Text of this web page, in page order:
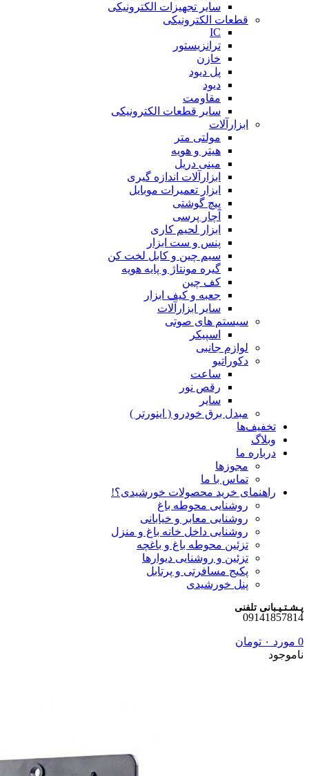
سایر تجهیزات الکترونیکی
قطعات الکترونیکی
IC
ترانزیستور
خازن
پل دیود
دیود
مقاومت
سایر قطعات الکترونیکی
ابزارآلات
مولتی متر
هیتر و هویه
مینی دریل
ابزارآلات اندازه گیری
ابزار تعمیرات موبایل
پیچ گوشتی
آچار پرسی
ابزار لحیم کاری
پنس و ست ابزار
سیم چین و کابل لخت کن
گیره مونتاژ و پایه هویه
کف چین
جعبه و کیف ابزار
سایر ابزارآلات
سیستم های صوتی
اسپیکر
لوازم جانبی
دکوراتیو
ساعت
رقص نور
سایر
مبدل برق خودرو ( اینورتر )
تخفیف‌ها
وبلاگ
درباره ما
مجوزها
تماس با ما
راهنمای خرید محصولات خورشیدی؟!
روشنایی محوطه باغ
روشنایی معابر و خیابانی
روشنایی داخل خانه باغ و منزل
تزئین محوطه باغ و باغچه
تزئین و روشنایی دیوارها
پکیج مسافرتی و پرتابل
پنل خورشیدی
پـشـتـیـبانی تلفنی
09141857814
0 مورد ۰ تومان
ناموجود